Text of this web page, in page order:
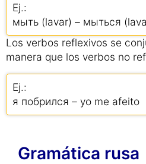
Ej.:
мыть (lavar) – мыться
Los verbos reflexivos se
manera que los verbos no
Ej.:
я побрился – yo me afeito
Gramática rusa